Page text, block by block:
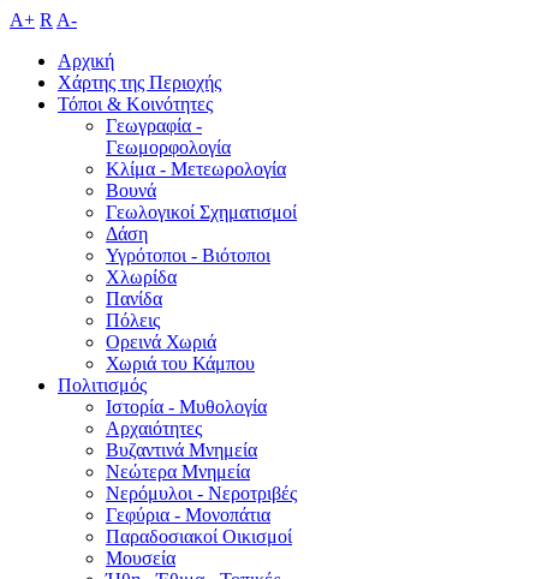
A+ R A-
Αρχική
Χάρτης της Περιοχής
Τόποι & Κοινότητες
Γεωγραφία -
Γεωμορφολογία
Κλίμα - Mετεωρολογία
Βουνά
Γεωλογικοί Σχηματισμοί
Δάση
Υγρότοποι - Βιότοποι
Χλωρίδα
Πανίδα
Πόλεις
Ορεινά Χωριά
Χωριά του Κάμπου
Πολιτισμός
Ιστορία - Μυθολογία
Αρχαιότητες
Βυζαντινά Μνημεία
Νεώτερα Μνημεία
Νερόμυλοι - Nεροτριβές
Γεφύρια - Μονοπάτια
Παραδοσιακοί Οικισμοί
Μουσεία